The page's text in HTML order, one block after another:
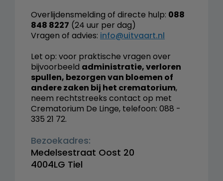
Overlijdensmelding of directe hulp: 088
848 8227 (24 uur per dag)
Vragen of advies: info@uitvaart.nl
Let op: voor praktische vragen over
bijvoorbeeld administratie, verloren
spullen, bezorgen van bloemen of
andere zaken bij het crematorium,
neem rechtstreeks contact op met
Crematorium De Linge, telefoon: 088 -
335 21 72.
Bezoekadres:
Medelsestraat Oost 20
4004LG Tiel